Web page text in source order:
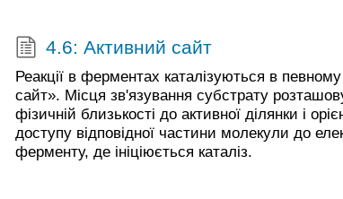
4.6: Активний сайт
Реакції в ферментах каталізуються в
сайт». Місця зв'язування субстрату
фізичній близькості до активної ділянки і
доступу відповідної частини молекули до
ферменту, де ініціюється каталіз.